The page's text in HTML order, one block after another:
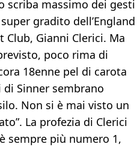
scriba massimo dei gesti
gradito dell’England
Club, Gianni Clerici. Ma
poco rima di
18enne pel di carota
di Sinner sembrano
Non si è mai visto un
La profezia di Clerici
sempre più numero 1,